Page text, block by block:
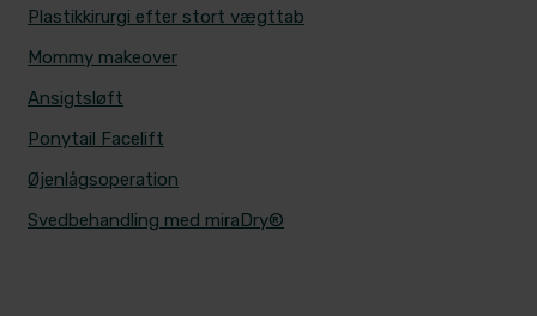
Plastikkirurgi efter stort vægttab
Mommy makeover
Ansigtsløft
Ponytail Facelift
Øjenlågsoperation
Svedbehandling med miraDry®